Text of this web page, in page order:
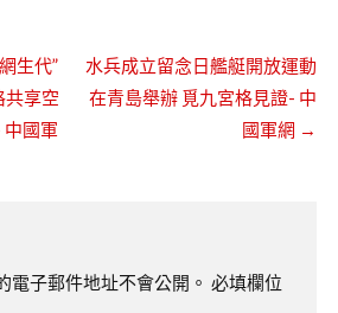
生代”
共享空
中國軍
水兵成立留念日艦艇開放運動
在青島舉辦 覓九宮格見證- 中
國軍網 →
電子郵件地址不會公開。 必填欄位